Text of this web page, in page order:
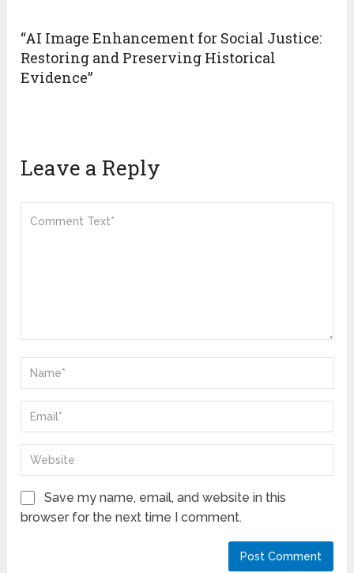
“AI Image Enhancement for Social Justice:
Restoring and Preserving Historical
Evidence”
Leave a Reply
Save my name, email, and website in this
browser for the next time I comment.